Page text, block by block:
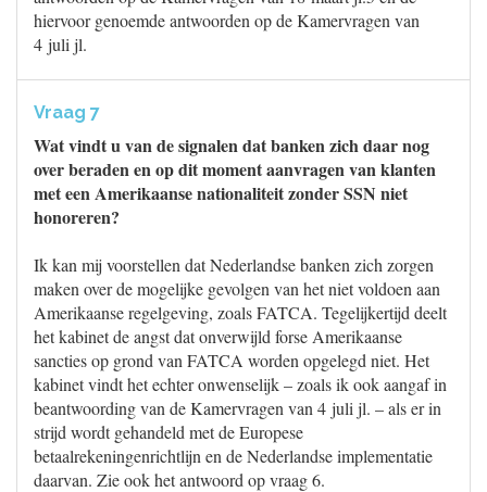
hiervoor genoemde antwoorden op de Kamervragen van
4 juli jl.
Vraag 7
Wat vindt u van de signalen dat banken zich daar nog
over beraden en op dit moment aanvragen van klanten
met een Amerikaanse nationaliteit zonder SSN niet
honoreren?
Ik kan mij voorstellen dat Nederlandse banken zich zorgen
maken over de mogelijke gevolgen van het niet voldoen aan
Amerikaanse regelgeving, zoals FATCA. Tegelijkertijd deelt
het kabinet de angst dat onverwijld forse Amerikaanse
sancties op grond van FATCA worden opgelegd niet. Het
kabinet vindt het echter onwenselijk – zoals ik ook aangaf in
beantwoording van de Kamervragen van 4 juli jl. – als er in
strijd wordt gehandeld met de Europese
betaalrekeningenrichtlijn en de Nederlandse implementatie
daarvan. Zie ook het antwoord op vraag 6.